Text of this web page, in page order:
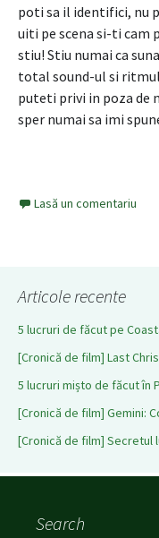
poti sa il identifici, nu
uiti pe scena si-ti cam
stiu! Stiu numai ca
total sound-ul si
puteti privi in poza de
sper numai sa imi
Lasă un comentariu
Articole recente
5 lucruri de făcut pe
[Cronică de film] Last
5 lucruri mișto de făcut în
[Cronică de film] Gemini:
[Cronică de film] Secretul
Search